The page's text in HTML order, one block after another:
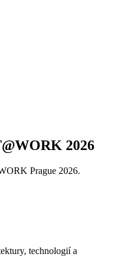
2026
Prague 2026.
technologií a